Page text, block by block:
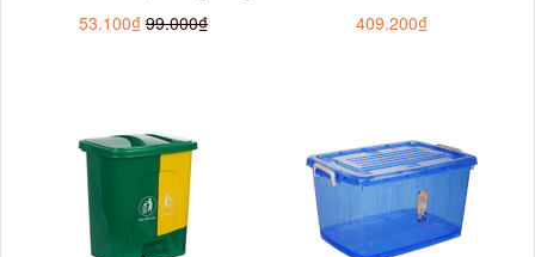
53.100₫ 99.000₫
409.200₫